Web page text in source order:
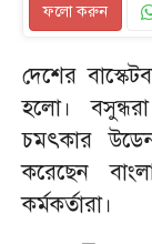
ফলো করুন
দেশের
হলো।
চমৎকার
করেছেন
কর্মকর্তারা।